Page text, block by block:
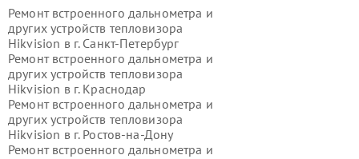
Ремонт встроенного дальнометра и
других устройств тепловизора
Hikvision в г. Санкт-Петербург
Ремонт встроенного дальнометра и
других устройств тепловизора
Hikvision в г. Краснодар
Ремонт встроенного дальнометра и
других устройств тепловизора
Hikvision в г. Ростов-на-Дону
Ремонт встроенного дальнометра и